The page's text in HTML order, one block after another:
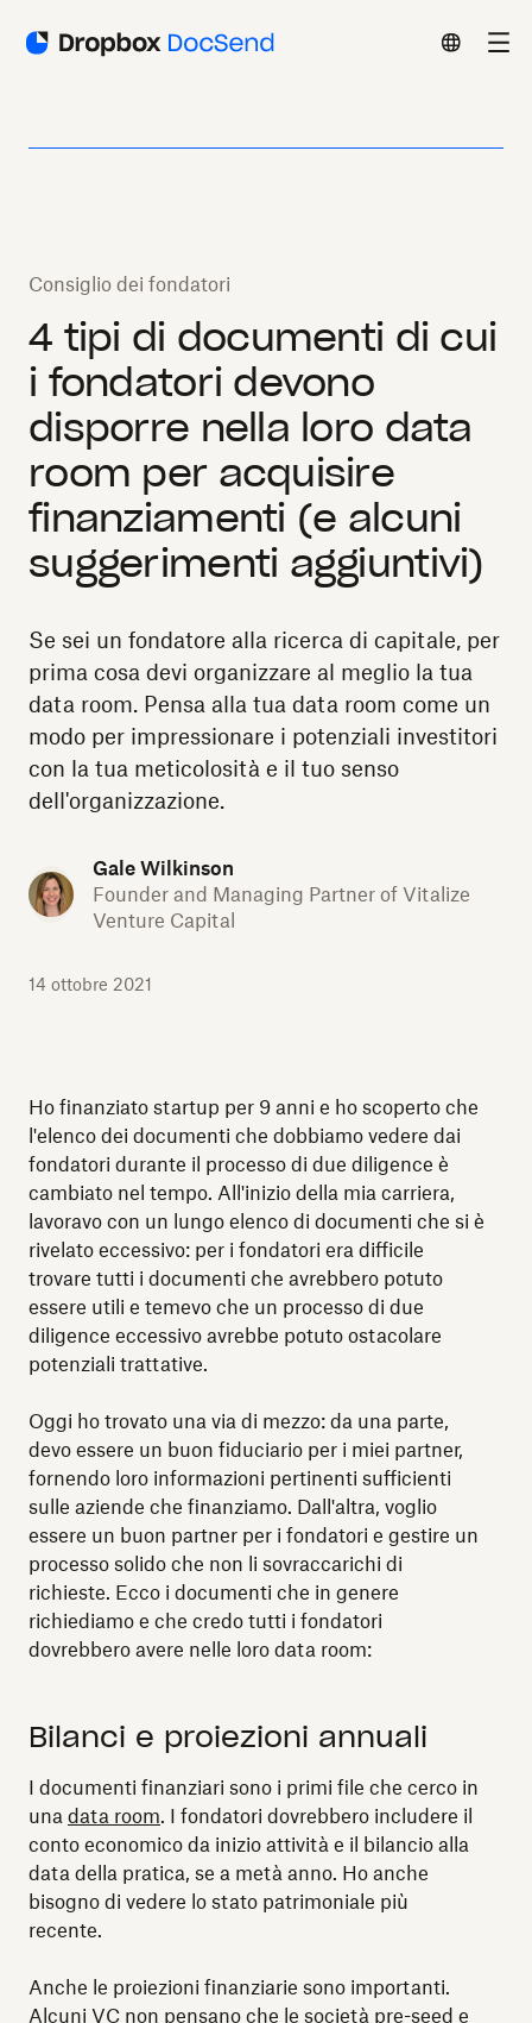
Consiglio dei fondatori
4 tipi di documenti di cui
i fondatori devono
disporre nella loro data
room per acquisire
finanziamenti (e alcuni
suggerimenti aggiuntivi)
Se sei un fondatore alla ricerca di capitale, per
prima cosa devi organizzare al meglio la tua
data room. Pensa alla tua data room come un
modo per impressionare i potenziali investitori
con la tua meticolosità e il tuo senso
dell'organizzazione.
Gale Wilkinson
Founder and Managing Partner of Vitalize
Venture Capital
14 ottobre 2021
Ho finanziato startup per 9 anni e ho scoperto che
l'elenco dei documenti che dobbiamo vedere dai
fondatori durante il processo di due diligence è
cambiato nel tempo. All'inizio della mia carriera,
lavoravo con un lungo elenco di documenti che si è
rivelato eccessivo: per i fondatori era difficile
trovare tutti i documenti che avrebbero potuto
essere utili e temevo che un processo di due
diligence eccessivo avrebbe potuto ostacolare
potenziali trattative.
Oggi ho trovato una via di mezzo: da una parte,
devo essere un buon fiduciario per i miei partner,
fornendo loro informazioni pertinenti sufficienti
sulle aziende che finanziamo. Dall'altra, voglio
essere un buon partner per i fondatori e gestire un
processo solido che non li sovraccarichi di
richieste. Ecco i documenti che in genere
richiediamo e che credo tutti i fondatori
dovrebbero avere nelle loro data room:
Bilanci e proiezioni annuali
I documenti finanziari sono i primi file che cerco in
una data room. I fondatori dovrebbero includere il
conto economico da inizio attività e il bilancio alla
data della pratica, se a metà anno. Ho anche
bisogno di vedere lo stato patrimoniale più
recente.
Anche le proiezioni finanziarie sono importanti.
Alcuni VC non pensano che le società pre-seed e